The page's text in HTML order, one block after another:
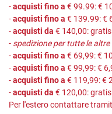
-acquisti fino a € 99.99: €
-acquisti fino a € 139.99: €
-acquisti da € 140,00:
- spedizione per tutte le
-acquisti fino a € 69,99: €
-acquisti fino a € 99,99: €
-acquisti fino a € 119,99: €
-acquisti da € 120,00:
Per l'estero contattare